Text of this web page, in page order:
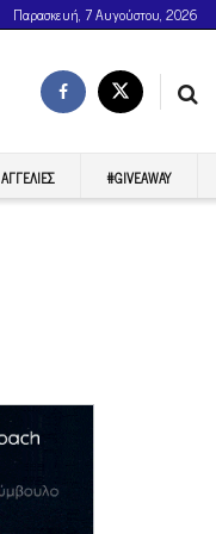
Παρασκευή, 7 Αυγούστου, 2026
ΑΓΓΕΛΊΕΣ #GIVEAWAY